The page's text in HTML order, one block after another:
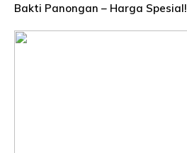
Bakti Panongan – Harga Spesial!